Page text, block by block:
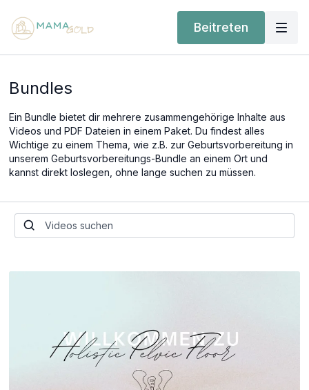
Beitreten
Bundles
Ein Bundle bietet dir mehrere zusammengehörige Inhalte aus
Videos und PDF Dateien in einem Paket. Du findest alles
Wichtige zu einem Thema, wie z.B. zur Geburtsvorbereitung in
unserem Geburtsvorbereitungs-Bundle an einem Ort und
kannst direkt loslegen, ohne lange suchen zu müssen.